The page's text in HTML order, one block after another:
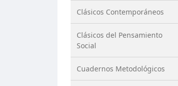
Clásicos Contemporáneos
Clásicos del Pensamiento
Social
Cuadernos Metodológicos